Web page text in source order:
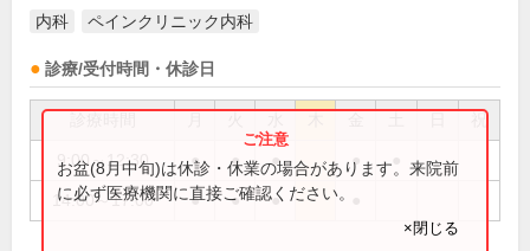
内科 ペインクリニック内科
診療/受付時間・休診日
祝
9:00～12:30 ● ● ● ●
14:00～17:00 ● ● ●
お盆(8月中旬)は休診・休業の場合があります。来院前
に必ず医療機関に直接ご確認ください。
×閉じる